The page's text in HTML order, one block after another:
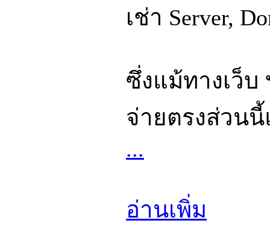
เช่า Server,
ซึ่งแม้ทางเว็บ
จ่ายตรงส่วน
...
อ่านเพิ่ม